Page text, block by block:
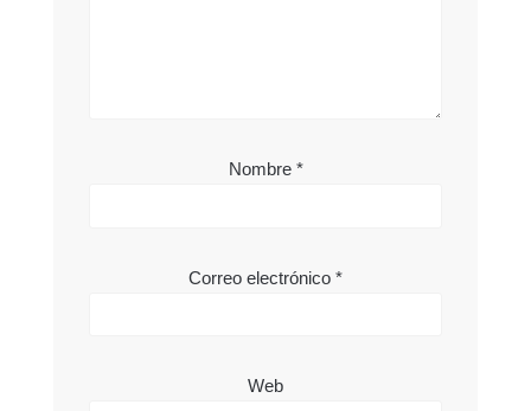
Nombre *
Correo electrónico *
Web